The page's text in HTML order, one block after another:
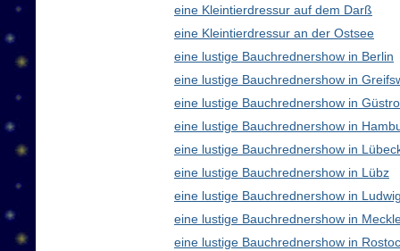
eine Kleintierdressur auf dem Darß
eine Kleintierdressur an der Ostsee
eine lustige Bauchrednershow in Berlin
eine lustige Bauchrednershow in
eine lustige Bauchrednershow in
eine lustige Bauchrednershow in
eine lustige Bauchrednershow in
eine lustige Bauchrednershow in Lübz
eine lustige Bauchrednershow in
eine lustige Bauchrednershow in
eine lustige Bauchrednershow in